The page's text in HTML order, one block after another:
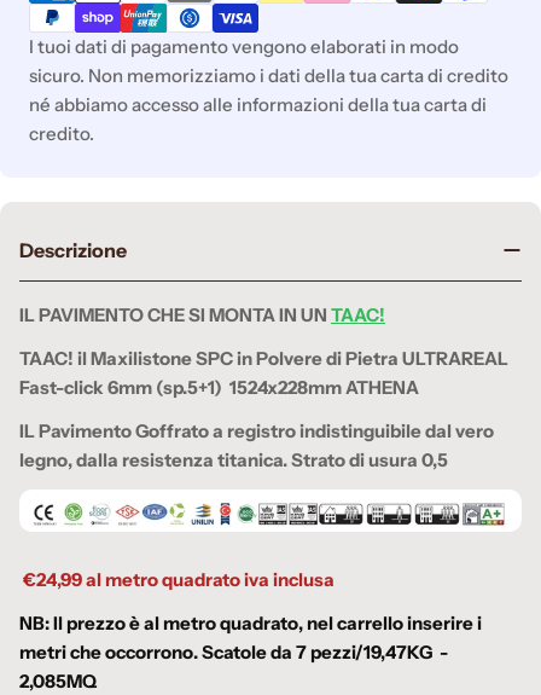
pagamento
I tuoi dati di pagamento vengono elaborati in modo
sicuro. Non memorizziamo i dati della tua carta di credito
né abbiamo accesso alle informazioni della tua carta di
credito.
Descrizione
IL PAVIMENTO CHE SI MONTA IN UN TAAC!
TAAC! il Maxilistone SPC in Polvere di Pietra ULTRAREAL
Fast-click 6mm (sp.5+1) 1524x228mm ATHENA
IL Pavimento Goffrato a registro indistinguibile dal vero
legno, dalla resistenza titanica. Strato di usura 0,5
€24,99 al metro quadrato iva inclusa
NB: Il prezzo è al metro quadrato, nel carrello inserire i
metri che occorrono. Scatole da 7 pezzi/19,47KG -
2,085MQ